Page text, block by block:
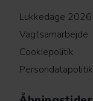
Lukkedage 2026
Vagtsamarbejde
Cookiepolitik
Persondatapolitik